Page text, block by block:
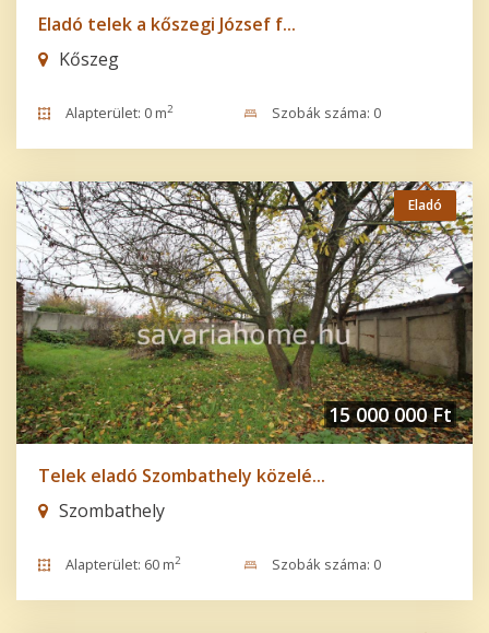
Eladó telek a kőszegi József f...
Kőszeg
Alapterület: 0 m2 Szobák száma: 0
Eladó
15 000 000 Ft
Telek eladó Szombathely közelé...
Szombathely
Alapterület: 60 m2 Szobák száma: 0